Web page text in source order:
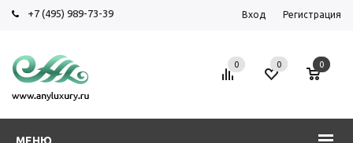
+7 (495) 989-73-39 Вход Регистрация
0 0 0